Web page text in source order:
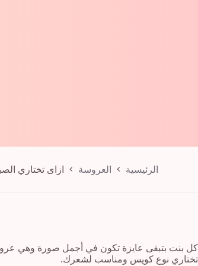
الرئيسية العروسة ازاى تختاري
كل بنت بتبقى عايزة تكون في أجمل صورة وهي
تختاري نوع كويس ومناسب لشعرك.